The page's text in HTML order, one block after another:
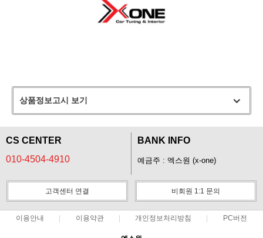
상품정보고시 보기
CS CENTER
010-4504-4910
BANK INFO
예금주 : 엑스원 (x-one)
고객센터 연결 비회원 1:1 문의
이용안내 이용약관 개인정보처리방침 PC버전